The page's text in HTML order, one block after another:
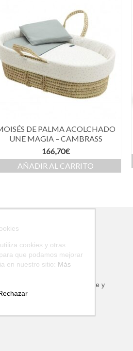
DE PALMA ACOLCHADO
UNE MAGIA – CAMBRASS
166,70€
AÑADIR AL CARRITO
de calidad, medio ambiente y
cookies y otras
que podamos mejorar
en nuestro sitio: Más